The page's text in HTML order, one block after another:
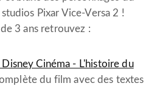
Pixar Vice-Versa 2 !
3 ans retrouvez :
Cinéma - L'histoire du
du film avec des textes